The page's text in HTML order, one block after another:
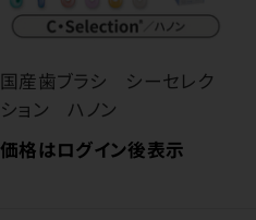
国産歯ブラシ シーセレク
ション ハノン
価格はログイン後表示